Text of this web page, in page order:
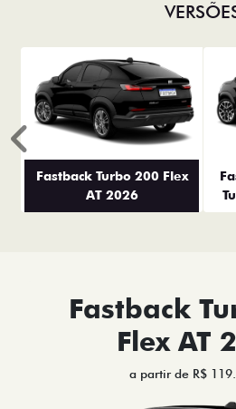
Fastback Turbo 200 Flex
AT 2026
Anterior
Fastback
Flex AT
a partir de R$